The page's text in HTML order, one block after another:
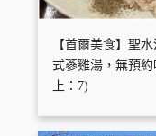
【首爾美食】聖
式蔘雞湯，無預
上：7)